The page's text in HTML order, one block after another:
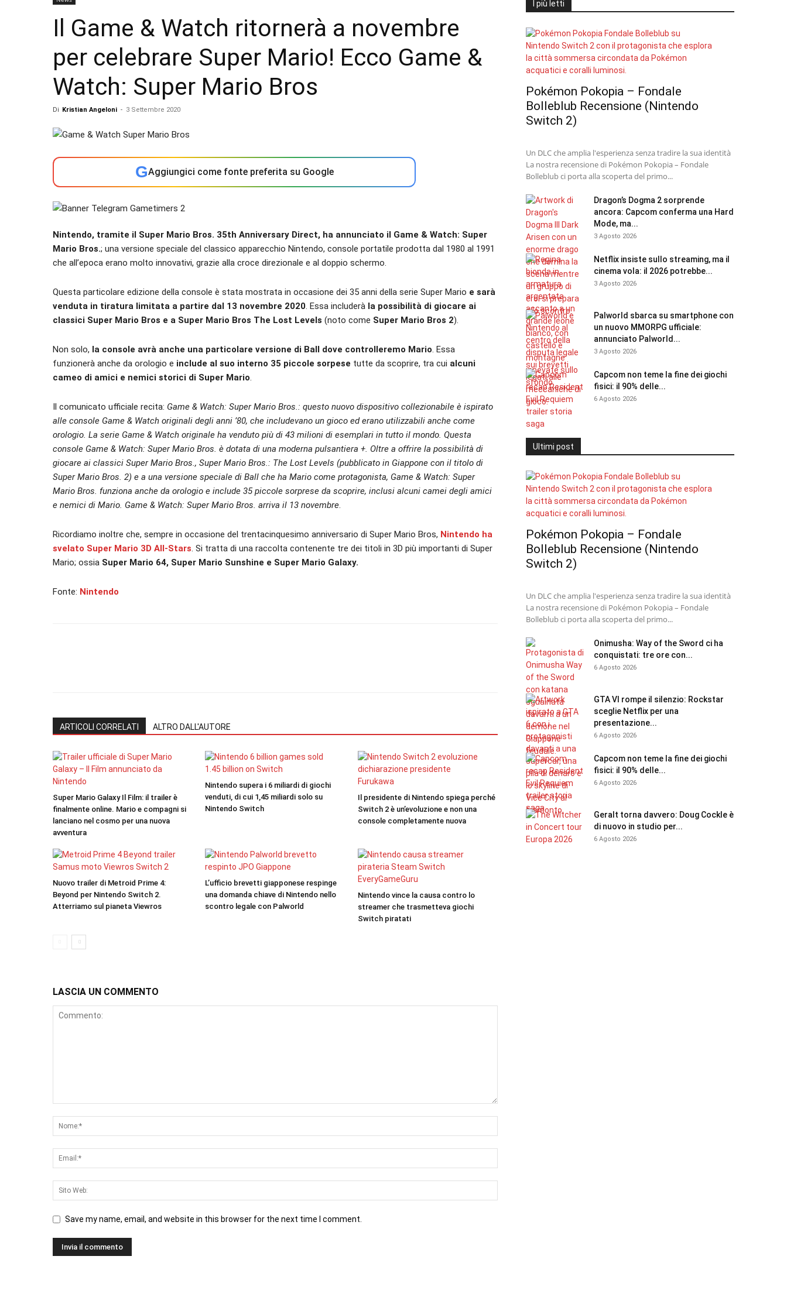
Il Game & Watch ritornerà a novembre
per celebrare Super Mario! Ecco Game &
Watch: Super Mario Bros
Di Kristian Angeloni - 3 Settembre 2020
GAggiungici come fonte preferita su Google
Nintendo, tramite il Super Mario Bros. 35th Anniversary Direct, ha annunciato il Game & Watch: Super
Mario Bros.; una versione speciale del classico apparecchio Nintendo, console portatile prodotta dal 1980 al 1991
che all’epoca erano molto innovativi, grazie alla croce direzionale e al doppio schermo.
Questa particolare edizione della console è stata mostrata in occasione dei 35 anni della serie Super Mario e sarà
venduta in tiratura limitata a partire dal 13 novembre 2020. Essa includerà la possibilità di giocare ai
classici Super Mario Bros e a Super Mario Bros The Lost Levels (noto come Super Mario Bros 2).
Non solo, la console avrà anche una particolare versione di Ball dove controlleremo Mario. Essa
funzionerà anche da orologio e include al suo interno 35 piccole sorpese tutte da scoprire, tra cui alcuni
cameo di amici e nemici storici di Super Mario.
Il comunicato ufficiale recita: Game & Watch: Super Mario Bros.: questo nuovo dispositivo collezionabile è ispirato
alle console Game & Watch originali degli anni ’80, che includevano un gioco ed erano utilizzabili anche come
orologio. La serie Game & Watch originale ha venduto più di 43 milioni di esemplari in tutto il mondo. Questa
console Game & Watch: Super Mario Bros. è dotata di una moderna pulsantiera +. Oltre a offrire la possibilità di
giocare ai classici Super Mario Bros., Super Mario Bros.: The Lost Levels (pubblicato in Giappone con il titolo di
Super Mario Bros. 2) e a una versione speciale di Ball che ha Mario come protagonista, Game & Watch: Super
Mario Bros. funziona anche da orologio e include 35 piccole sorprese da scoprire, inclusi alcuni camei degli amici
e nemici di Mario. Game & Watch: Super Mario Bros. arriva il 13 novembre.
Ricordiamo inoltre che, sempre in occasione del trentacinquesimo anniversario di Super Mario Bros, Nintendo ha
svelato Super Mario 3D All-Stars. Si tratta di una raccolta contenente tre dei titoli in 3D più importanti di Super
Mario; ossia Super Mario 64, Super Mario Sunshine e Super Mario Galaxy.
Fonte: Nintendo
ARTICOLI CORRELATI ALTRO DALL'AUTORE
Super Mario Galaxy Il Film: il trailer è
finalmente online. Mario e compagni si
lanciano nel cosmo per una nuova
avventura
Nintendo supera i 6 miliardi di giochi
venduti, di cui 1,45 miliardi solo su
Nintendo Switch
Il presidente di Nintendo spiega perché
Switch 2 è un’evoluzione e non una
console completamente nuova
Nuovo trailer di Metroid Prime 4:
Beyond per Nintendo Switch 2.
Atterriamo sul pianeta Viewros
L’ufficio brevetti giapponese respinge
una domanda chiave di Nintendo nello
scontro legale con Palworld
Nintendo vince la causa contro lo
streamer che trasmetteva giochi
Switch piratati
LASCIA UN COMMENTO
Save my name, email, and website in this browser for the next time I comment.
I più letti
Pokémon Pokopia – Fondale
Bolleblub Recensione (Nintendo
Switch 2)
Un DLC che amplia l'esperienza senza tradire la sua identità
La nostra recensione di Pokémon Pokopia – Fondale
Bolleblub ci porta alla scoperta del primo...
Dragon’s Dogma 2 sorprende
ancora: Capcom conferma una Hard
Mode, ma...
3 Agosto 2026
Netflix insiste sullo streaming, ma il
cinema vola: il 2026 potrebbe...
3 Agosto 2026
Palworld sbarca su smartphone con
un nuovo MMORPG ufficiale:
annunciato Palworld...
3 Agosto 2026
Capcom non teme la fine dei giochi
fisici: il 90% delle...
6 Agosto 2026
Ultimi post
Pokémon Pokopia – Fondale
Bolleblub Recensione (Nintendo
Switch 2)
Un DLC che amplia l'esperienza senza tradire la sua identità
La nostra recensione di Pokémon Pokopia – Fondale
Bolleblub ci porta alla scoperta del primo...
Onimusha: Way of the Sword ci ha
conquistati: tre ore con...
6 Agosto 2026
GTA VI rompe il silenzio: Rockstar
sceglie Netflix per una
presentazione...
6 Agosto 2026
Capcom non teme la fine dei giochi
fisici: il 90% delle...
6 Agosto 2026
Geralt torna davvero: Doug Cockle è
di nuovo in studio per...
6 Agosto 2026